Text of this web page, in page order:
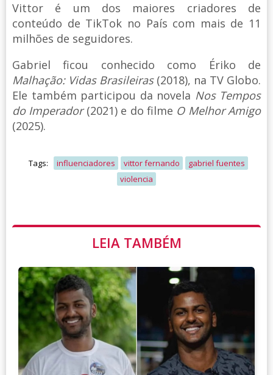
Vittor é um dos maiores criadores de
conteúdo de TikTok no País com mais de 11
milhões de seguidores.
Gabriel ficou conhecido como Ériko de
Malhação: Vidas Brasileiras(2018), na TV Globo.
Ele também participou da novela Nos Tempos
do Imperador(2021) e do filme O Melhor Amigo
(2025).
Tags: influenciadores vittor fernando
gabriel fuentes
violencia
LEIA TAMBÉM